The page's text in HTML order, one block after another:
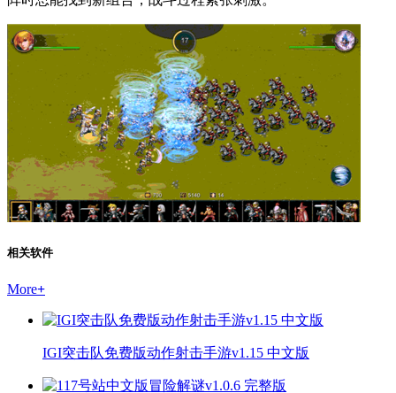
相关软件
More+
IGI突击队免费版动作射击手游v1.15 中文版